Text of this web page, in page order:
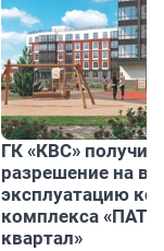
ГК «КВС»
разрешение на
эксплуатацию
комплекса
квартал»